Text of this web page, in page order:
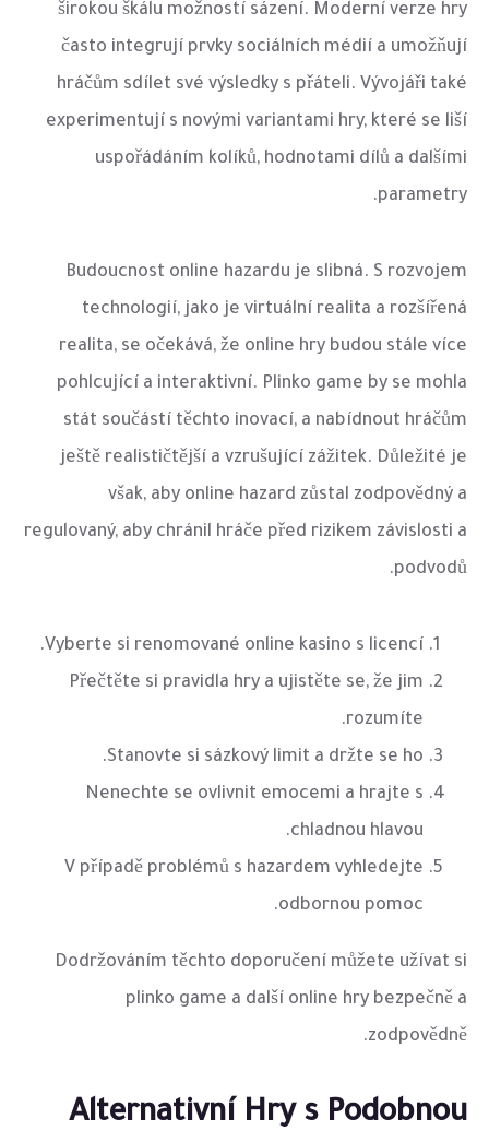
širokou škálu možností sázení. Moderní verze hry
často integrují prvky sociálních médií a umožňují
hráčům sdílet své výsledky s přáteli. Vývojáři také
experimentují s novými variantami hry, které se liší
uspořádáním kolíků, hodnotami dílů a dalšími
parametry.
Budoucnost online hazardu je slibná. S rozvojem
technologií, jako je virtuální realita a rozšířená
realita, se očekává, že online hry budou stále více
pohlcující a interaktivní. Plinko game by se mohla
stát součástí těchto inovací, a nabídnout hráčům
ještě realističtější a vzrušující zážitek. Důležité je
však, aby online hazard zůstal zodpovědný a
regulovaný, aby chránil hráče před rizikem závislosti a
podvodů.
Vyberte si renomované online kasino s licencí.
Přečtěte si pravidla hry a ujistěte se, že jim
rozumíte.
Stanovte si sázkový limit a držte se ho.
Nenechte se ovlivnit emocemi a hrajte s
chladnou hlavou.
V případě problémů s hazardem vyhledejte
odbornou pomoc.
Dodržováním těchto doporučení můžete užívat si
plinko game a další online hry bezpečně a
zodpovědně.
Alternativní Hry s Podobnou